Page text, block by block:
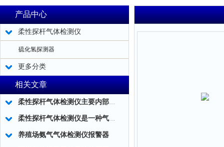
产品中心
柔性探杆气体检测仪
硫化氢探测器
更多分类
相关文章
柔性探杆气体检测仪主要内部结构简述
柔性探杆气体检测仪是一种气体泄露浓度检测的仪器仪表工具
养殖场氨气气体检测仪报警器